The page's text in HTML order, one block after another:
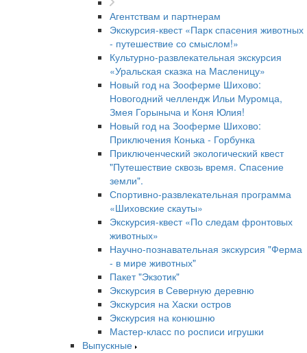
Агентствам и партнерам
Экскурсия-квест «Парк спасения животных
- путешествие со смыслом!»
Культурно-развлекательная экскурсия
«Уральская сказка на Масленицу»
Новый год на Зооферме Шихово:
Новогодний челлендж Ильи Муромца,
Змея Горыныча и Коня Юлия!
Новый год на Зооферме Шихово:
Приключения Конька - Горбунка
Приключенческий экологический квест
"Путешествие сквозь время. Спасение
земли".
Спортивно-развлекательная программа
«Шиховские скауты»
Экскурсия-квест «По следам фронтовых
животных»
Научно-познавательная экскурсия "Ферма
- в мире животных"
Пакет "Экзотик"
Экскурсия в Северную деревню
Экскурсия на Хаски остров
Экскурсия на конюшню
Мастер-класс по росписи игрушки
Выпускные